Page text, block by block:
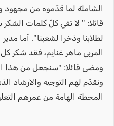
الشاملة لما قدّموه من مجهود
قائلا: " لا تفي كلّ كلمات
لطلابنا وذخرا لشعبنا". أما
المربي ماهر غنايم، فقد شكر
ومضى قائلا: "سنجعل من هذا
ونقدّم لهم التوجيه والارشاد
المحطة الهامة من عمرهم